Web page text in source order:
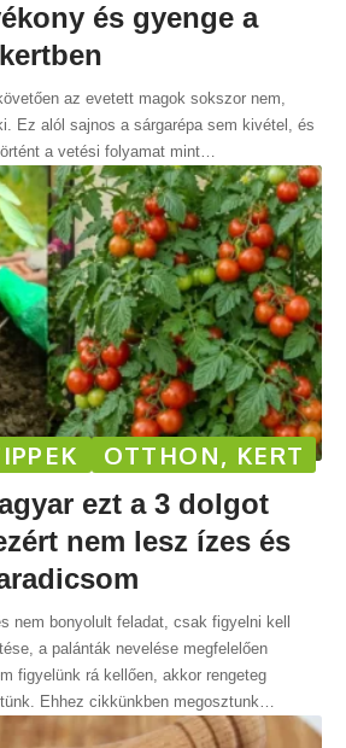
és gyenge a
az evetett magok sokszor nem,
Ez alól sajnos a sárgarépa sem kivétel, és
a vetési folyamat mint…
OTTHON, KERT
ezt a 3 dolgot
nem lesz ízes és
nem bonyolult feladat, csak figyelni kell
a palánták nevelése megfelelően
figyelünk rá kellően, akkor rengeteg
Ehhez cikkünkben megosztunk…